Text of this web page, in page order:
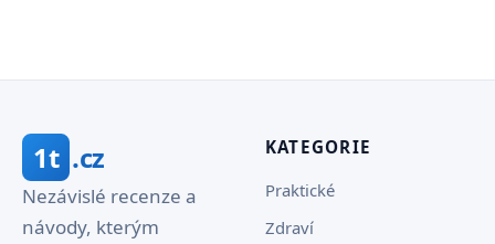
1t .cz
Nezávislé recenze a
návody, kterým
KATEGORIE
Praktické
Zdraví